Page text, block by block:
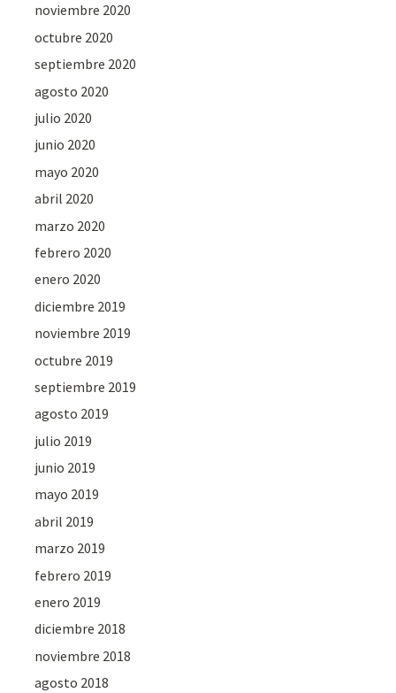
noviembre 2020
octubre 2020
septiembre 2020
agosto 2020
julio 2020
junio 2020
mayo 2020
abril 2020
marzo 2020
febrero 2020
enero 2020
diciembre 2019
noviembre 2019
octubre 2019
septiembre 2019
agosto 2019
julio 2019
junio 2019
mayo 2019
abril 2019
marzo 2019
febrero 2019
enero 2019
diciembre 2018
noviembre 2018
agosto 2018